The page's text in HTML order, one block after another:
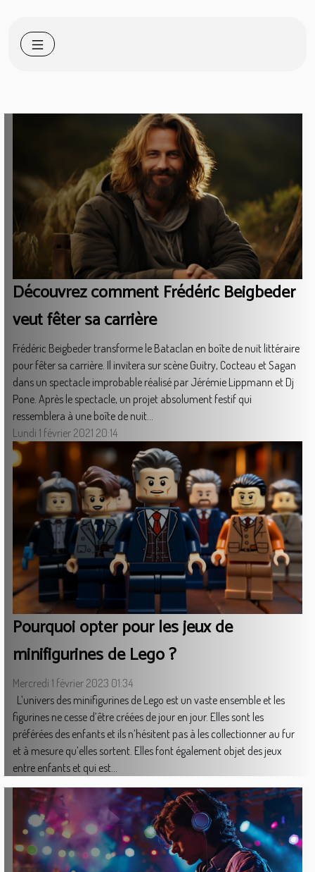
Découvrez comment Frédéric Beigbeder
veut fêter sa carrière
Frédéric Beigbeder transforme le Bataclan en boîte de nuit littéraire
pour fêter sa carrière. Il invitera sur scène Guitry, Cocteau et Sagan
dans un spectacle improbable réalisé par Jérémie Lippmann et Dj
Pone. Après le spectacle, un projet absolument festif qui
ressemblera à une boîte de nuit...
Lundi 1 février 2021 20:14
Pourquoi opter pour les jeux de
minifigurines de Lego ?
Mercredi 1 février 2023 01:34
L’univers des minifigurines de Lego est un vaste ensemble et les
figurines ne cesse d’être créées de jour en jour. Elles sont les
préférées des enfants et ils n’hésitent pas à les collectionner au fur
et à mesure qu’elles sortent. Elles font également objet des jeux
entre enfants et qui est...